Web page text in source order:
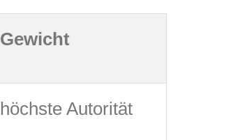
Gewicht
höchste Autorität